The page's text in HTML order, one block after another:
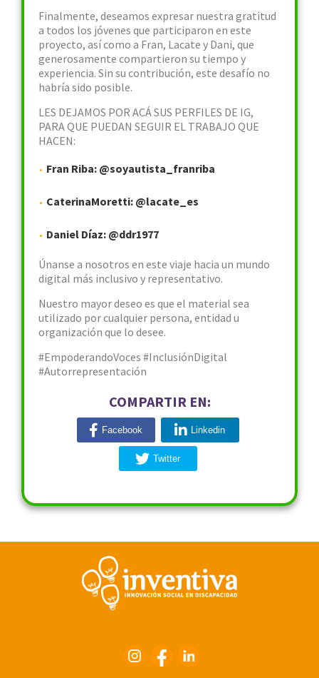
Finalmente, deseamos expresar nuestra gratitud
a todos los jóvenes que participaron en este
proyecto, así como a Fran, Lacate y Dani, que
generosamente compartieron su tiempo y
experiencia. Sin su contribución, este desafío no
habría sido posible.
LES DEJAMOS POR ACÁ SUS PERFILES DE IG,
PARA QUE PUEDAN SEGUIR EL TRABAJO QUE
HACEN:
Fran Riba: @soyautista_franriba
CaterinaMoretti: @lacate_es
Daniel Díaz: @ddr1977
Únanse a nosotros en este viaje hacia un mundo
digital más inclusivo y representativo.
Nuestro mayor deseo es que el material sea
utilizado por cualquier persona, entidad u
organización que lo desee.
#EmpoderandoVoces #InclusiónDigital
#Autorrepresentación
COMPARTIR EN:
Facebook Linkedin
Twitter